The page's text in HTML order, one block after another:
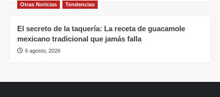
Otras Noticias Tendencias
El secreto de la taquería: La receta de guacamole
mexicano tradicional que jamás falla
6 agosto, 2026